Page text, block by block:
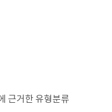
근거한 유형분류